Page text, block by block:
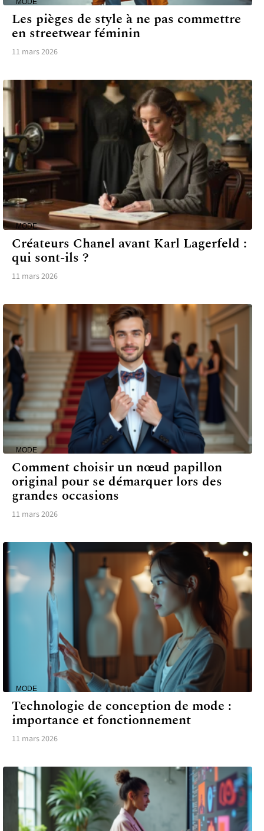
Les pièges de style à ne pas commettre
en streetwear féminin
11 mars 2026
MODE
Créateurs Chanel avant Karl Lagerfeld :
qui sont-ils ?
11 mars 2026
MODE
Comment choisir un nœud papillon
original pour se démarquer lors des
grandes occasions
11 mars 2026
MODE
Technologie de conception de mode :
importance et fonctionnement
11 mars 2026